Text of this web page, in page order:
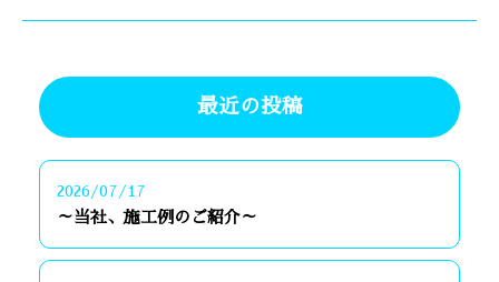
最近の投稿
2026/07/17
～当社、施工例のご紹介～